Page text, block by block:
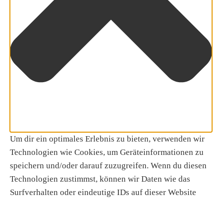
Um dir ein optimales Erlebnis zu bieten, verwenden wir
Technologien wie Cookies, um Geräteinformationen zu
speichern und/oder darauf zuzugreifen. Wenn du diesen
Technologien zustimmst, können wir Daten wie das
Surfverhalten oder eindeutige IDs auf dieser Website